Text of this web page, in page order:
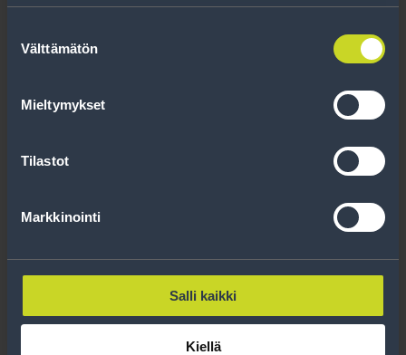
valinta
Välttämätön
Mieltymykset
Tilastot
Markkinointi
Salli kaikki
Kiellä
Soviterengas 75,1-54,1
Lue lisää